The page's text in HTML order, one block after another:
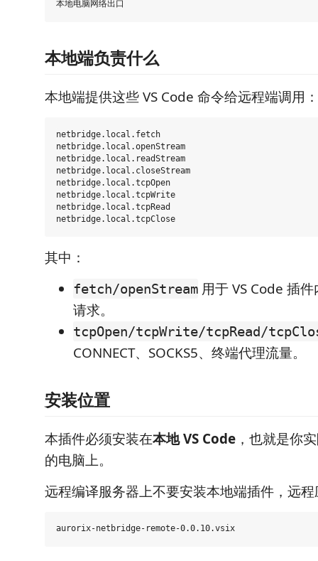
本地端负责什么
本地端提供这些 VS Code 命令给远程端调用：
netbridge.local.fetch
netbridge.local.openStream
netbridge.local.readStream
netbridge.local.closeStream
netbridge.local.tcpOpen
netbridge.local.tcpWrite
netbridge.local.tcpRead
其中：
fetch/openStream 用于 VS Code 插
请求。
tcpOpen/tcpWrite/tcpRead/
CONNECT、SOCKS5、终端代理流量。
安装位置
本插件必须安装在本地 VS Code ，也就是你
的电脑上。
远程编译服务器上不要安装本地端插件，远